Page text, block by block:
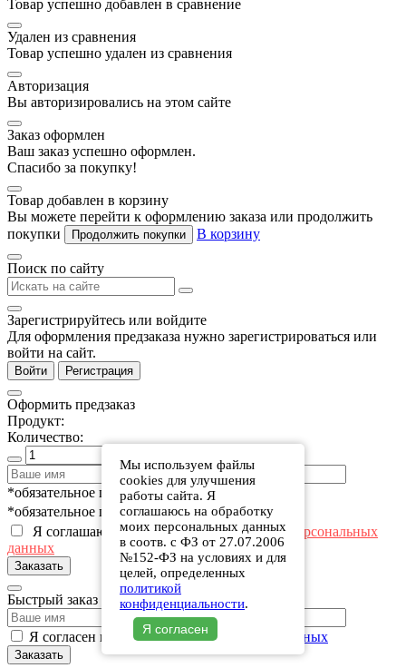
Товар успешно добавлен в сравнение
Удален из сравнения
Товар успешно удален из сравнения
Авторизация
Вы авторизировались на этом сайте
Заказ оформлен
Ваш заказ успешно оформлен.
Спасибо за покупку!
Товар добавлен в корзину
Вы можете перейти к оформлению заказа или продолжить
покупки
Продолжить покупки В корзину
Поиск по сайту
Зарегистрируйтесь или войдите
Для оформления предзаказа нужно зарегистрироваться или
войти на сайт.
Войти Регистрация
Оформить предзаказ
Продукт:
Количество:
*обязательное поле
*обязательное поле
Я соглашаюсь с политикойв отношении персональных
данных
Заказать
Быстрый заказ
Я согласен на обработку персональных данных
Заказать
Мы используем файлы
cookies для улучшения
работы сайта. Я
соглашаюсь на обработку
моих персональных данных
в соотв. с ФЗ от 27.07.2006
№152-ФЗ на условиях и для
целей, определенных
политикой
конфиденциальности.
Я согласен